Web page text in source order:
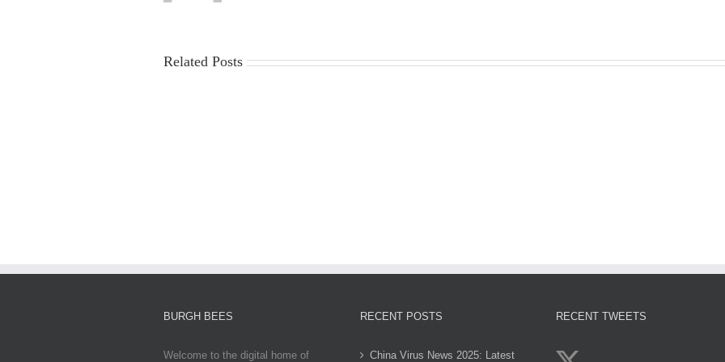
Related Posts
BURGH BEES
Welcome to the digital home of
RECENT POSTS
China Virus News 2025: Latest
RECENT TWEETS